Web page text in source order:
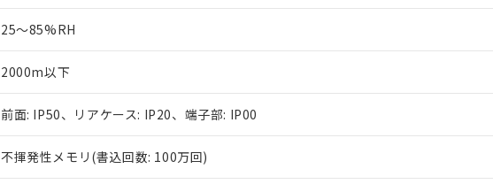
25～85%RH
2000m以下
前面: IP50、リアケース: IP20、端子部: IP00
不揮発性メモリ(書込回数: 100万回)